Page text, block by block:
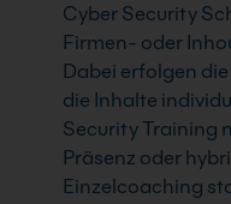
Cyber Security
Firmen- oder
Dabei erfolgen
die Inhalte
Security Training
Präsenz oder
Einzelcoaching